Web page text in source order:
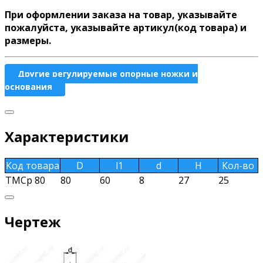
При оформлении заказа на товар, указывайте
пожалуйста, указывайте артикул(код товара) и
размеры.
Другие регулируемые опорные ножки и
основания
Характеристики
Код товара D l1 d H
Кол-во
TMCp 80
80 60 8 27 25
Чертеж